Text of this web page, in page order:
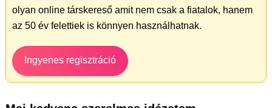
olyan online társkereső amit nem csak a fiatalok, hanem
az 50 év felettiek is könnyen használhatnak.
Ingyenes regisztráció